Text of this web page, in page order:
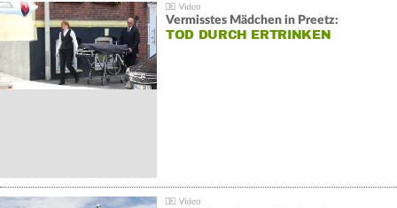
Vermisstes Mädchen in Preetz:
TOD DURCH ERTRINKEN